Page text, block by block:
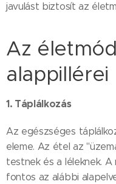
javulást biztosít az
Az
alappillérei
1. Táplálkozás
Az egészséges
eleme. Az étel az
testnek és a léleknek.
fontos az alábbi